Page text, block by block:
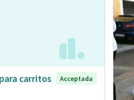
carritos
Acceptada